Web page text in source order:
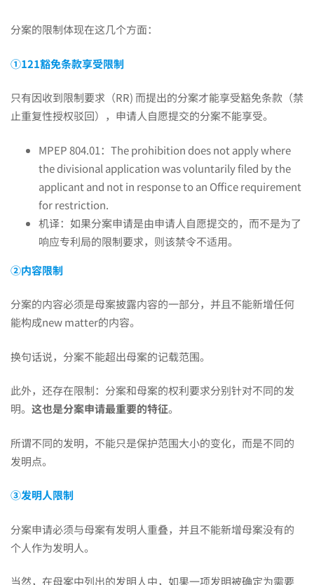
分案的限制体现在这几个方面：
①121豁免条款享受限制
只有因收到限制要求（RR) 而提出的分案才能享受豁免条款（禁
止重复性授权驳回），申请人自愿提交的分案不能享受。
MPEP 804.01：The prohibition does not apply where
the divisional application was voluntarily filed by the
applicant and not in response to an Office requirement
for restriction.
机译：如果分案申请是由申请人自愿提交的，而不是为了
响应专利局的限制要求，则该禁令不适用。
②内容限制
分案的内容必须是母案披露内容的一部分，并且不能新增任何
能构成new matter的内容。
换句话说，分案不能超出母案的记载范围。
此外，还存在限制：分案和母案的权利要求分别针对不同的发
明。 这也是分案申请最重要的特征。
所谓不同的发明，不能只是保护范围大小的变化，而是不同的
发明点。
③发明人限制
分案申请必须与母案有发明人重叠，并且不能新增母案没有的
个人作为发明人。
当然，在母案中列出的发明人中，如果一项发明被确定为需要